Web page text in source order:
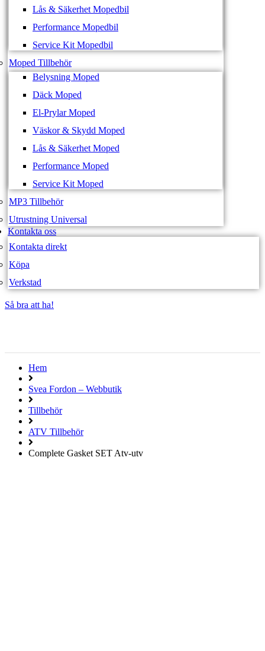
Lås & Säkerhet Mopedbil
Performance Mopedbil
Service Kit Mopedbil
Moped Tillbehör
Belysning Moped
Däck Moped
El-Prylar Moped
Väskor & Skydd Moped
Lås & Säkerhet Moped
Performance Moped
Service Kit Moped
MP3 Tillbehör
Utrustning Universal
Kontakta oss
Kontakta direkt
Köpa
Verkstad
Så bra att ha!
Hem
Svea Fordon – Webbutik
Tillbehör
ATV Tillbehör
Complete Gasket SET Atv-utv